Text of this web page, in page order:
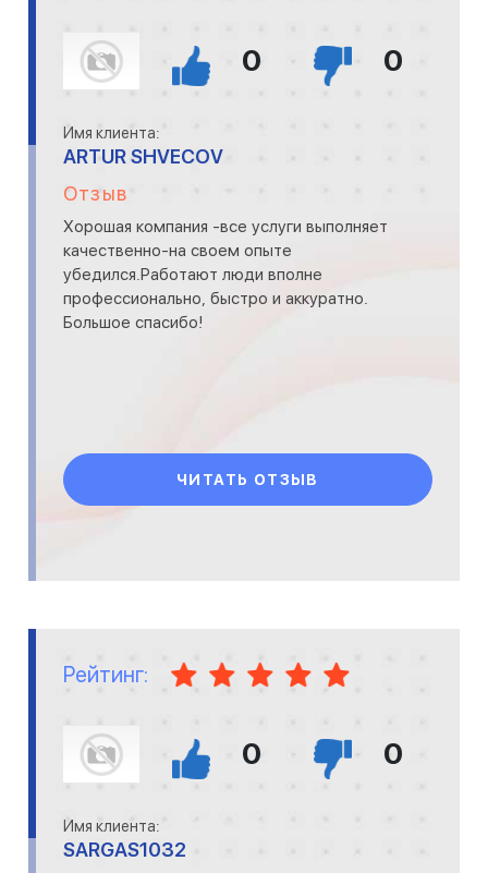
0 0
Имя клиента:
ARTUR SHVECOV
Отзыв
Хорошая компания -все услуги выполняет
качественно-на своем опыте
убедился.Работают люди вполне
профессионально, быстро и аккуратно.
Большое спасибо!
ЧИТАТЬ ОТЗЫВ
Рейтинг:
0 0
Имя клиента:
SARGAS1032